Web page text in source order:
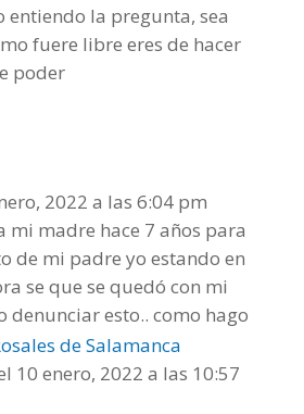
entiendo la pregunta, sea
fuere libre eres de hacer
poder
2022 a las 6:04 pm
mi madre hace 7 años para
de mi padre yo estando en
se que se quedó con mi
denunciar esto.. como hago
de Salamanca
10 enero, 2022 a las 10:57